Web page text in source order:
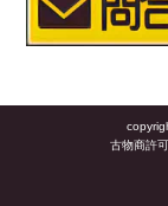
古物商許